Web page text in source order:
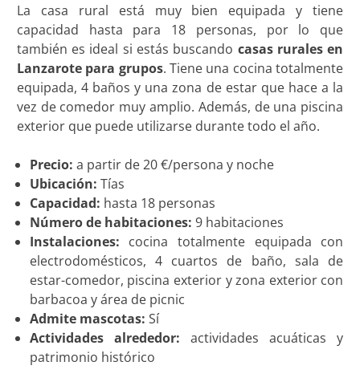
La casa rural está muy bien equipada y tiene
capacidad hasta para 18 personas, por lo que
también es ideal si estás buscando casas rurales en
Lanzarote para grupos. Tiene una cocina totalmente
equipada, 4 baños y una zona de estar que hace a la
vez de comedor muy amplio. Además, de una piscina
exterior que puede utilizarse durante todo el año.
Precio: a partir de 20 €/persona y noche
Ubicación: Tías
Capacidad: hasta 18 personas
Número de habitaciones: 9 habitaciones
Instalaciones: cocina totalmente equipada con
electrodomésticos, 4 cuartos de baño, sala de
estar-comedor, piscina exterior y zona exterior con
barbacoa y área de picnic
Admite mascotas: Sí
Actividades alrededor: actividades acuáticas y
patrimonio histórico